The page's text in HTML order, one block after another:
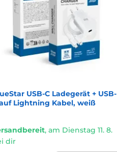
USB-C Ladegerät + USB-
Lightning Kabel, weiß
, am Dienstag 11. 8.
dir